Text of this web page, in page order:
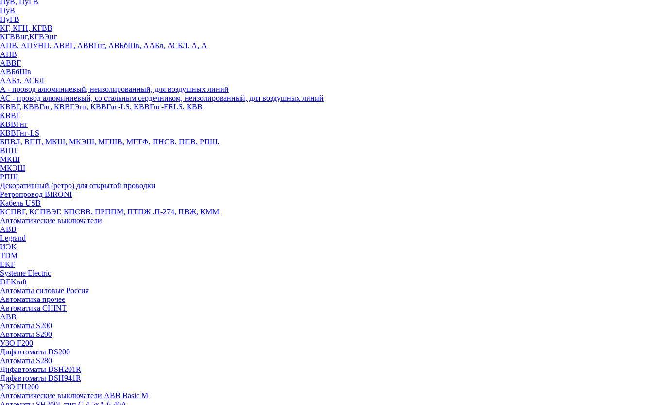
ПуВ, ПуГВ
ПуВ
ПуГВ
КГ, КГН, КГВВ
КГВВнг,КГВЭнг
АПВ, АПУНП, АВВГ, АВВГнг, АВБбШв, ААБл, АСБЛ, А, А
АПВ
АВВГ
АВБбШв
ААБл, АСБЛ
А - провод алюминиевый, неизолированный, для воздушных линий
АС - провод алюминиевый, со стальным сердечником, неизолированный, для воздушных линий
КВВГ, КВВГнг, КВВГЭнг, КВВГнг-LS, КВВГнг-FRLS, КВВ
КВВГ
КВВГнг
КВВГнг-LS
БПВЛ, ВПП, МКШ, МКЭШ, МГШВ, МГТФ, ПНСВ, ППВ, РПШ,
ВПП
МКШ
МКЭШ
РПШ
Декоративный (ретро) для открытой проводки
Ретропровод BIRONI
Кабель USB
КСПВГ, КСПВЭГ, КПСВВ, ПРППМ, ПТПЖ ,П-274, ПВЖ, КММ
Автоматические выключатели
ABB
Legrand
ИЭК
TDM
EKF
Systeme Electric
DEKraft
Автоматы силовые Россия
Автоматика прочее
Автоматика CHINT
ABB
Автоматы S200
Автоматы S290
УЗО F200
Дифавтоматы DS200
Автоматы S280
Дифавтоматы DSH201R
Дифавтоматы DSH941R
УЗО FH200
Автоматические выключатели ABB Basic M